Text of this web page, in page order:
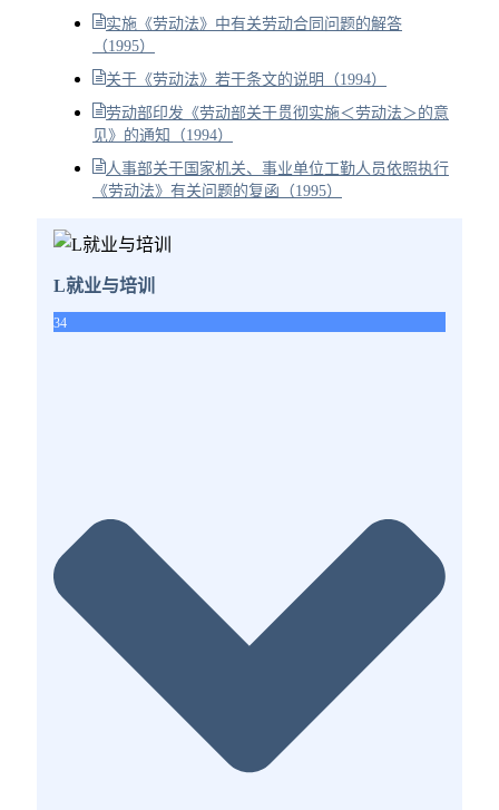
实施《劳动法》中有关劳动合同问题的解答
（1995）
关于《劳动法》若干条文的说明（1994）
劳动部印发《劳动部关于贯彻实施＜劳动法＞的意
见》的通知（1994）
人事部关于国家机关、事业单位工勤人员依照执行
《劳动法》有关问题的复函（1995）
L就业与培训
34